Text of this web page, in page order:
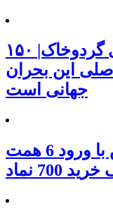
۱۵۰ کشور درگیر توفان‌های گردوخاک|
این بحران
جهانی است
رشد 130 هزار واحدی بورس با ورود 6 همت
نماد